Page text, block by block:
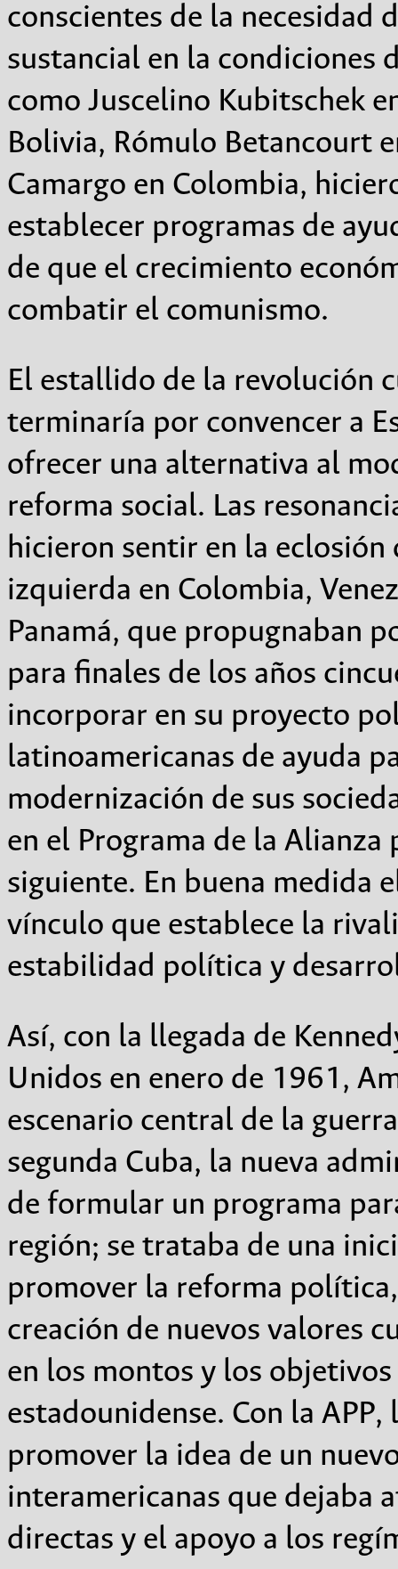
conscientes de la necesidad
sustancial en la condiciones
como Juscelino Kubitschek
Bolivia, Rómulo Betancourt
Camargo en Colombia,
establecer programas de
de que el crecimiento
combatir el comunismo.
El estallido de la revolución
terminaría por convencer a
ofrecer una alternativa al
reforma social. Las
hicieron sentir en la
izquierda en Colombia,
Panamá, que propugnaban
para finales de los años
incorporar en su proyecto
latinoamericanas de ayuda
modernización de sus
en el Programa de la Alianza
siguiente. En buena medida
vínculo que establece la
estabilidad política y
Así, con la llegada de
Unidos en enero de 1961,
escenario central de la
segunda Cuba, la nueva
de formular un programa
región; se trataba de una
promover la reforma
creación de nuevos valores
en los montos y los
estadounidense. Con la
promover la idea de un
interamericanas que dejaba
directas y el apoyo a los